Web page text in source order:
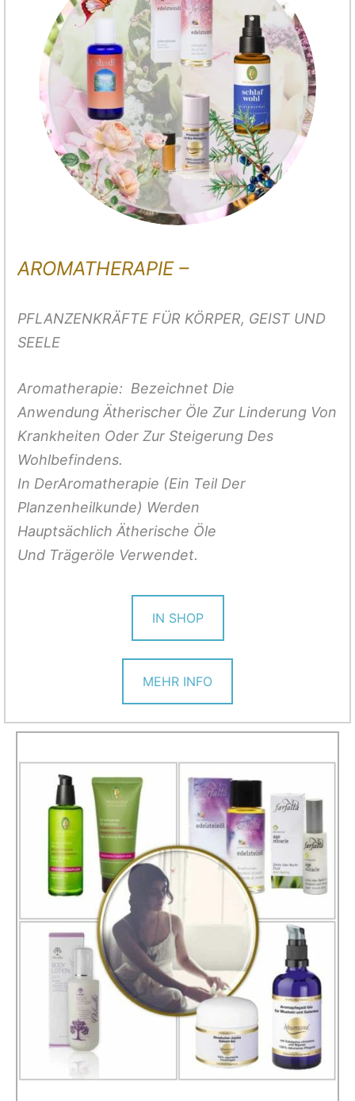
AROMATHERAPIE –
PFLANZENKRÄFTE FÜR KÖRPER, GEIST UND
SEELE
Aromatherapie: Bezeichnet Die
Anwendung Ätherischer Öle Zur Linderung Von
Krankheiten Oder Zur Steigerung Des
Wohlbefindens.
In DerAromatherapie (Ein Teil Der
Planzenheilkunde) Werden
Hauptsächlich Ätherische Öle
Und Trägeröle Verwendet.
IN SHOP
MEHR INFO